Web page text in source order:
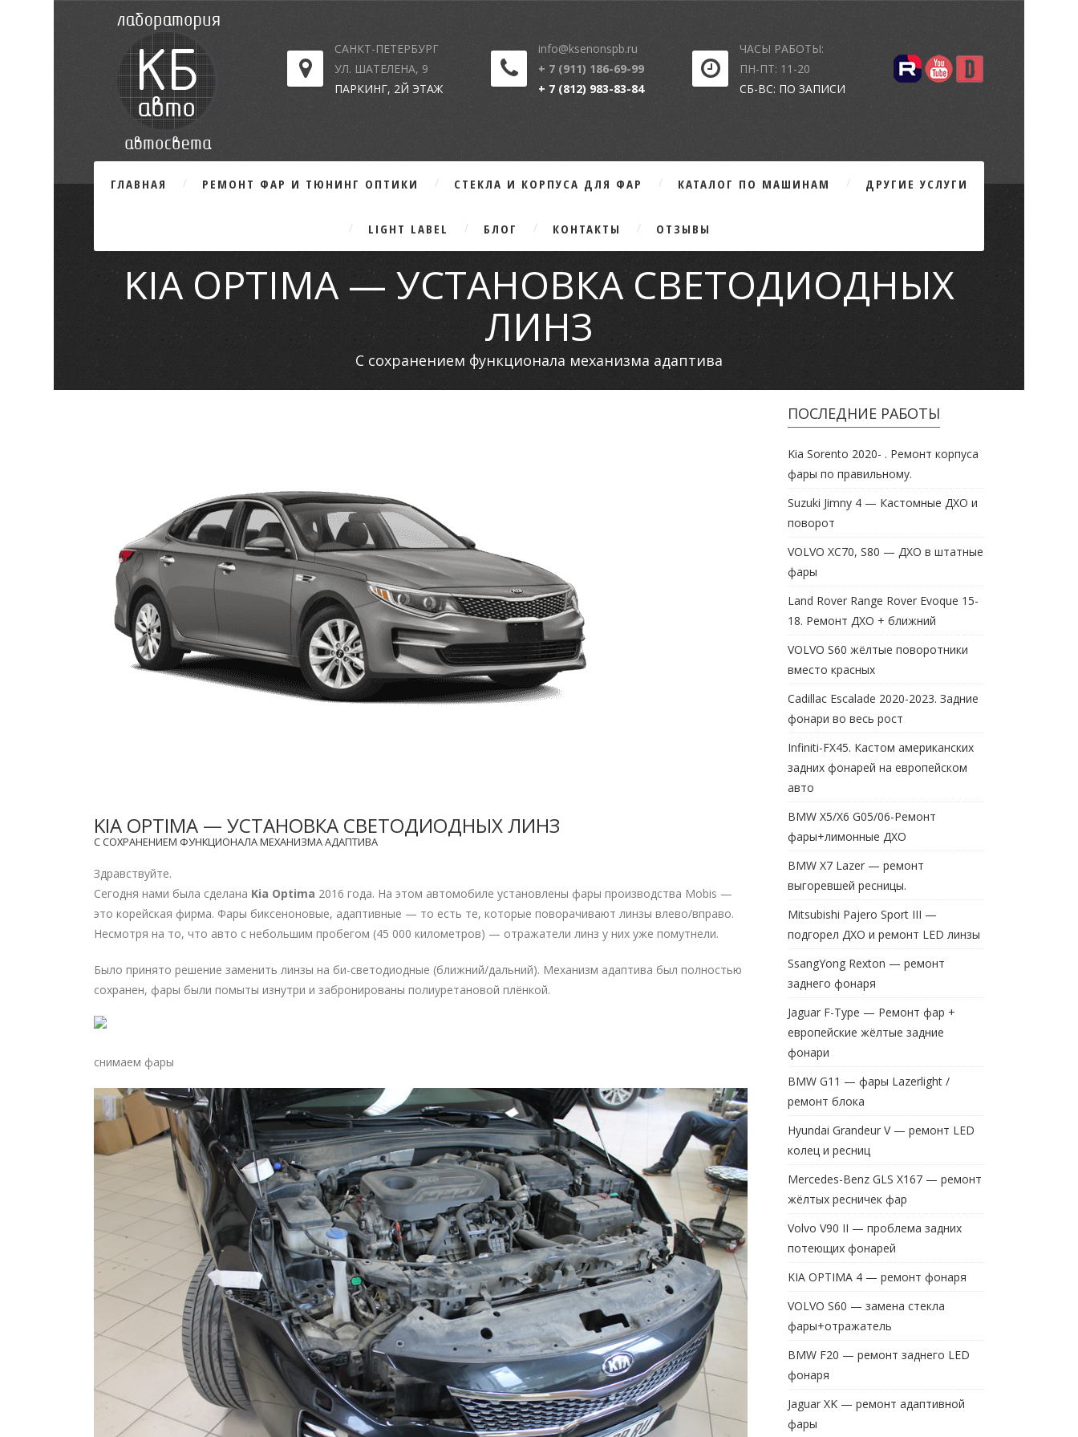
САНКТ-ПЕТЕРБУРГ
УЛ. ШАТЕЛЕНА, 9
ПАРКИНГ, 2Й ЭТАЖ
info@ksenonspb.ru
+ 7 (911) 186-69-99
+ 7 (812) 983-83-84
ЧАСЫ РАБОТЫ:
ПН-ПТ: 11-20
СБ-ВС: ПО ЗАПИСИ
ГЛАВНАЯ РЕМОНТ ФАР И ТЮНИНГ ОПТИКИ СТЕКЛА И КОРПУСА ДЛЯ ФАР КАТАЛОГ ПО МАШИНАМ ДРУГИЕ УСЛУГИ
LIGHT LABEL БЛОГ КОНТАКТЫ ОТЗЫВЫ
KIA OPTIMA — УСТАНОВКА СВЕТОДИОДНЫХ
ЛИНЗ
С сохранением функционала механизма адаптива
KIA OPTIMA — УСТАНОВКА СВЕТОДИОДНЫХ ЛИНЗ
С СОХРАНЕНИЕМ ФУНКЦИОНАЛА МЕХАНИЗМА АДАПТИВА
Здравствуйте.
Сегодня нами была сделана Kia Optima 2016 года. На этом автомобиле установлены фары производства Mobis —
это корейская фирма. Фары биксеноновые, адаптивные — то есть те, которые поворачивают линзы влево/вправо.
Несмотря на то, что авто с небольшим пробегом (45 000 километров) — отражатели линз у них уже помутнели.
Было принято решение заменить линзы на би-светодиодные (ближний/дальний). Механизм адаптива был полностью
сохранен, фары были помыты изнутри и забронированы полиуретановой плёнкой.
снимаем фары
ПОСЛЕДНИЕ РАБОТЫ
Kia Sorento 2020- . Ремонт корпуса
фары по правильному.
Suzuki Jimny 4 — Кастомные ДХО и
поворот
VOLVO XC70, S80 — ДХО в штатные
фары
Land Rover Range Rover Evoque 15-
18. Ремонт ДХО + ближний
VOLVO S60 жёлтые поворотники
вместо красных
Cadillac Escalade 2020-2023. Задние
фонари во весь рост
Infiniti-FX45. Кастом американских
задних фонарей на европейском
авто
BMW X5/X6 G05/06-Ремонт
фары+лимонные ДХО
BMW X7 Lazer — ремонт
выгоревшей ресницы.
Mitsubishi Pajero Sport III —
подгорел ДХО и ремонт LED линзы
SsangYong Rexton — ремонт
заднего фонаря
Jaguar F-Type — Ремонт фар +
европейские жёлтые задние
фонари
BMW G11 — фары Lazerlight /
ремонт блока
Hyundai Grandeur V — ремонт LED
колец и ресниц
Mercedes-Benz GLS X167 — ремонт
жёлтых ресничек фар
Volvo V90 II — проблема задних
потеющих фонарей
KIA OPTIMA 4 — ремонт фонаря
VOLVO S60 — замена стекла
фары+отражатель
BMW F20 — ремонт заднего LED
фонаря
Jaguar XK — ремонт адаптивной
фары